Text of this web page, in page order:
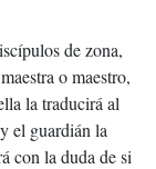
de zona,
o maestro,
la traducirá al
el guardián la
con la duda de si